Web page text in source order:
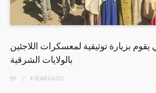
بزيارة توثيقية لمعسكرات اللاجئين
بالولايات الشرقية
BY 4 YEARSAGO